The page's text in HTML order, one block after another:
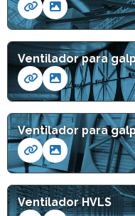
Ventilador para
Ventilador para
Ventilador HVLS